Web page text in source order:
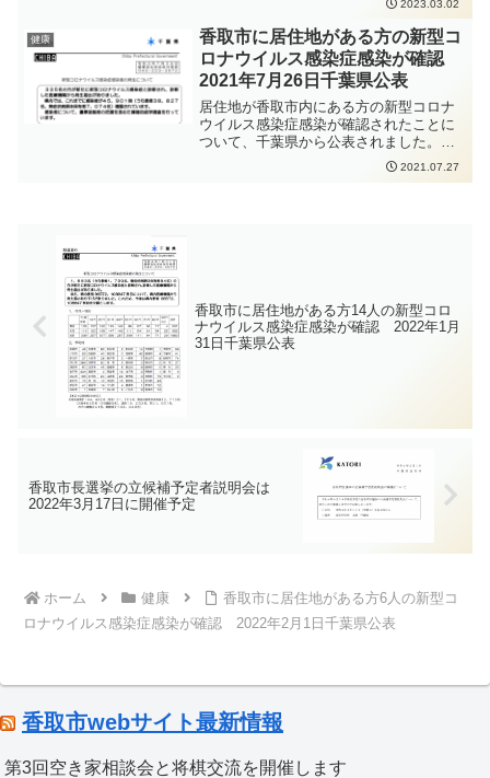
2023.03.02
健康
香取市に居住地がある方の新型コ
ロナウイルス感染症感染が確認
2021年7月26日千葉県公表
居住地が香取市内にある方の新型コロナ
ウイルス感染症感染が確認されたことに
ついて、千葉県から公表されました。
https://www.pref.chiba.lg.jp/shippei/press/
2021/ncov20210726-1.html推定感染経路
2021.07.27
香取市に居住地がある方14人の新型コロ
ナウイルス感染症感染が確認 2022年1月
31日千葉県公表
香取市長選挙の立候補予定者説明会は
2022年3月17日に開催予定
ホーム 健康
香取市に居住地がある方6人の新型コ
ロナウイルス感染症感染が確認 2022年2月1日千葉県公表
香取市webサイト最新情報
第3回空き家相談会と将棋交流を開催します